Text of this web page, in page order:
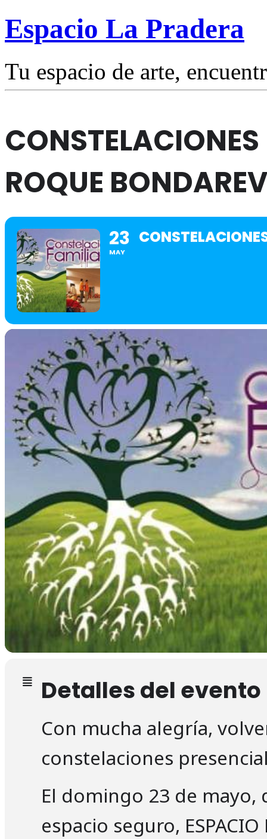
Espacio La Pradera
Tu espacio de arte,
ROQUE
23
MAY
Detalles del evento
Con mucha alegría,
constelaciones
El domingo 23 de mayo,
espacio seguro,